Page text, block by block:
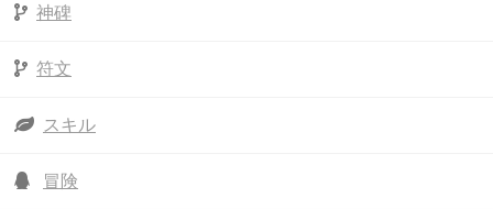
神碑
符文
スキル
冒険